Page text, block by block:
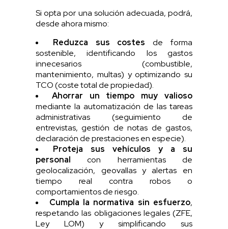
Si opta por una solución adecuada, podrá,
desde ahora mismo:
Reduzca sus costes de forma
sostenible, identificando los gastos
innecesarios (combustible,
mantenimiento, multas) y optimizando su
TCO (coste total de propiedad).
Ahorrar un tiempo muy valioso
mediante la automatización de las tareas
administrativas (seguimiento de
entrevistas, gestión de notas de gastos,
declaración de prestaciones en especie).
Proteja sus vehículos y a su
personal con herramientas de
geolocalización, geovallas y alertas en
tiempo real contra robos o
comportamientos de riesgo.
Cumpla la normativa sin esfuerzo,
respetando las obligaciones legales (ZFE,
Ley LOM) y simplificando sus